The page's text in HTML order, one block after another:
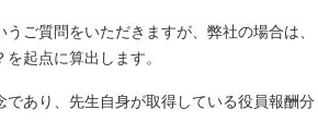
ご質問をいただきますが、弊社の場合は、
起点に算出します。
あり、先生自身が取得している役員報酬分